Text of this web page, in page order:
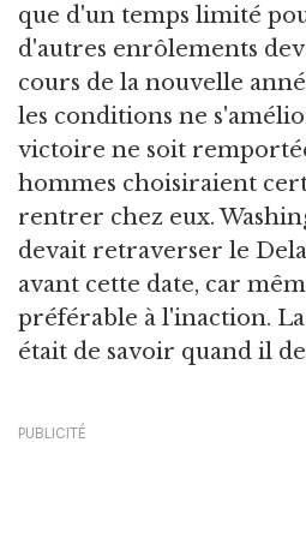
que d'un temps limité
d'autres enrôlements
cours de la nouvelle
les conditions ne
victoire ne soit
hommes choisiraient
rentrer chez eux.
devait retraverser le
avant cette date, car
préférable à l'inaction.
était de savoir quand il
PUBLICITÉ